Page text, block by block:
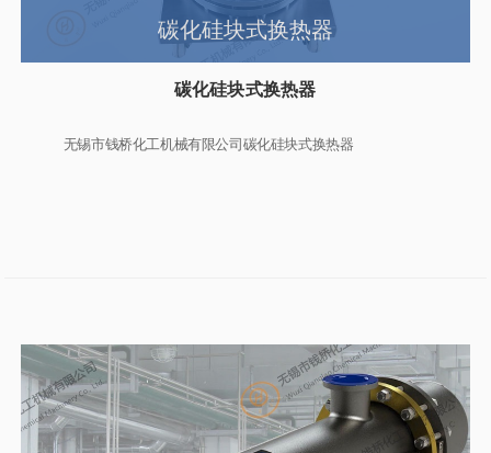
碳化硅块式换热器
碳化硅块式换热器
无锡市钱桥化工机械有限公司碳化硅块式换热器